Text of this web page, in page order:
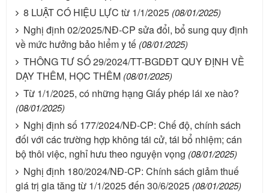
8 LUẬT CÓ HIỆU LỰC từ 1/1/2025 (08/01/2025)
Nghị định 02/2025/NĐ-CP sửa đổi, bổ sung quy định
về mức hưởng bảo hiểm y tế (08/01/2025)
THÔNG TƯ SỐ 29/2024/TT-BGDĐT QUY ĐỊNH VỀ
DẠY THÊM, HỌC THÊM (08/01/2025)
Từ 1/1/2025, có những hạng Giấy phép lái xe nào?
(08/01/2025)
Nghị định số 177/2024/NĐ-CP: Chế độ, chính sách
đối với các trường hợp không tái cử, tái bổ nhiệm; cán
bộ thôi việc, nghỉ hưu theo nguyện vọng (08/01/2025)
Nghị định 180/2024/NĐ-CP: Chính sách giảm thuế
giá trị gia tăng từ 1/1/2025 đến 30/6/2025 (08/01/2025)